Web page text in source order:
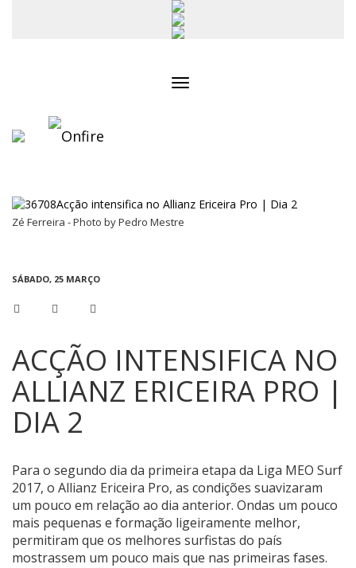
Zé Ferreira - Photo by Pedro Mestre
SÁBADO, 25 MARÇO
ACÇÃO INTENSIFICA NO
ALLIANZ ERICEIRA PRO |
DIA 2
Para o segundo dia da primeira etapa da Liga MEO Surf
2017, o Allianz Ericeira Pro, as condições suavizaram
um pouco em relação ao dia anterior. Ondas um pouco
mais pequenas e formação ligeiramente melhor,
permitiram que os melhores surfistas do país
mostrassem um pouco mais que nas primeiras fases.